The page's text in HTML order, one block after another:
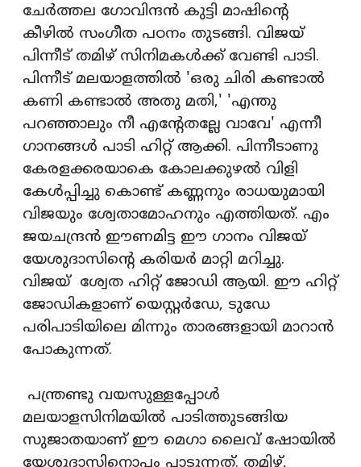
ചേര്‍ത്തല ഗോവിന്ദന്‍ കുട്ടി മാഷിന്റെ
കീഴില്‍ സംഗീത പഠനം തുടങ്ങി. വിജയ്
പിന്നീട് തമിഴ് സിനിമകള്‍ക്ക് വേണ്ടി പാടി.
പിന്നീട് മലയാളത്തില്‍ 'ഒരു ചിരി കണ്ടാല്‍
കണി കണ്ടാല്‍ അതു മതി,' 'എന്തു
പറഞ്ഞാലും നീ എന്റേതല്ലേ വാവേ' എന്നീ
ഗാനങ്ങള്‍ പാടി ഹിറ്റ് ആക്കി. പിന്നീടാണു
കേരളക്കരയാകെ കോലക്കുഴല്‍ വിളി
കേള്‍പ്പിച്ചു കൊണ്ട് കണ്ണനും രാധയുമായി
വിജയും ശ്വേതാമോഹനും എത്തിയത്. എം
ജയചന്ദ്രന്‍ ഈണമിട്ട ഈ ഗാനം വിജയ്
യേശുദാസിന്റെ കരിയര്‍ മാറ്റി മറിച്ചു.
വിജയ് ശ്വേത ഹിറ്റ് ജോഡി ആയി. ഈ ഹിറ്റ്
ജോഡികളാണ് യെസ്റ്റര്‍ഡേ, ടുഡേ
പരിപാടിയിലെ മിന്നും താരങ്ങളായി മാറാന്‍
പോകുന്നത്.
പന്ത്രണ്ടു വയസുള്ളപ്പോള്‍
മലയാളസിനിമയില്‍ പാടിത്തുടങ്ങിയ
സുജാതയാണ് ഈ മെഗാ ലൈവ് ഷോയില്‍